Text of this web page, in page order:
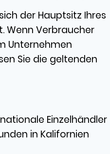
der Hauptsitz Ihres
Wenn Verbraucher
Unternehmen
Sie die geltenden
Einzelhändler
in Kalifornien